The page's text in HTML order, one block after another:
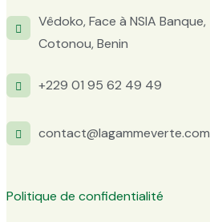
Vêdoko, Face à NSIA Banque,
Cotonou, Benin
+229 01 95 62 49 49
contact@lagammeverte.com
Politique de confidentialité